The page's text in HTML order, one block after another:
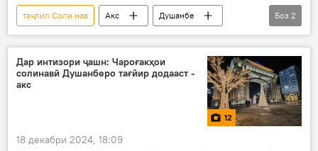
таҷлил Соли нав Акс
Душанбе
оташбозӣ
Соли нав
Боз 2
Дар интизори ҷашн: Чароғакҳои
солинавӣ Душанберо тағйир додааст -
акс
12
18 декабри 2024, 18:09